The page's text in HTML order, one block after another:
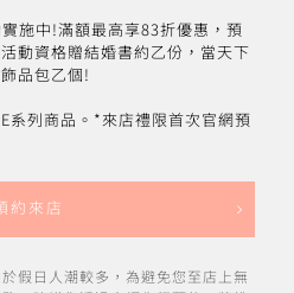
施中!滿額最高享83折優惠，預
動資格贈結婚書約乙份，當天下
品包乙個!
系列商品。*來店禮限首次官網預
約來店
假日人潮較多，為避免您至店上無